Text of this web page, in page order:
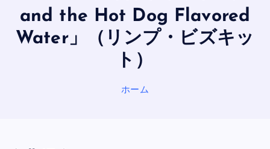
and the Hot Dog Flavored
Water」（リンプ・ビズキッ
ト）
ホーム